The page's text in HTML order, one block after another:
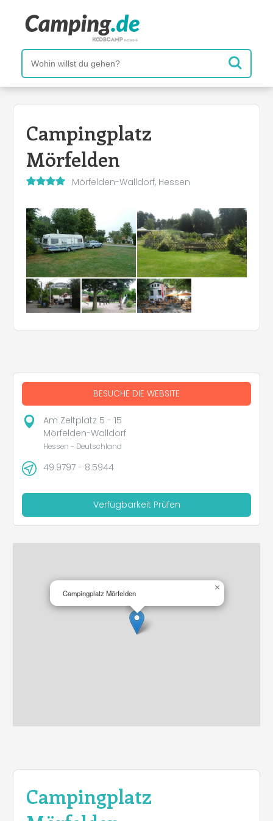
Campingplatz
Mörfelden
Mörfelden-Walldorf, Hessen
Campingplatz
BESUCHE DIE WEBSITE
Am Zeltplatz 5 - 15
Mörfelden-Walldorf
Hessen - Deutschland
49.9797 - 8.5944
Verfügbarkeit Prüfen
Campingplatz Mörfelden
×